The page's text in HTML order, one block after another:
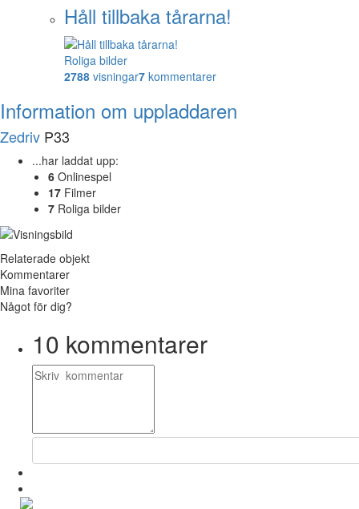
Håll tillbaka tårarna!
Roliga bilder
2788 visningar7 kommentarer
Information om uppladdaren
Zedriv P33
...har laddat upp:
6 Onlinespel
17 Filmer
7 Roliga bilder
Relaterade objekt
Kommentarer
Mina favoriter
Något för dig?
10 kommentarer